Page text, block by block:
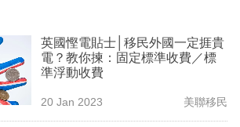
英國慳電貼士│移民外國一定捱貴
電？教你揀：固定標準收費／標
準浮動收費
20 Jan 2023 美聯移民